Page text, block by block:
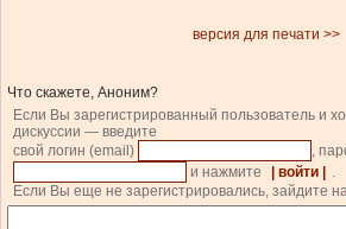
версия для печати >>
Что скажете, Аноним?
Если Вы зарегистрированный пользователь и
дискуссии — введите
свой логин (email)
,
и нажмите
| войти |
.
Если Вы еще не зарегистрировались, зайдите